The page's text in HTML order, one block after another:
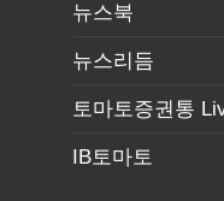
뉴스북
뉴스리듬
토마토증권통
IB토마토